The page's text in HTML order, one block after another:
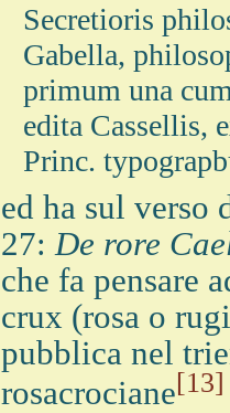
Secretioris
Gabella,
primum una
edita Cassellis,
Princ.
ed ha sul verso
27: De rore
che fa pensare
crux (rosa o
pubblica nel
rosacrociane[13]